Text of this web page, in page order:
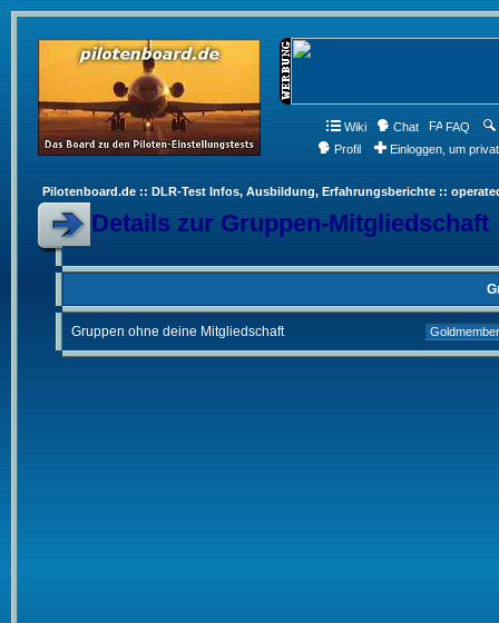
Wiki Chat FAQ
Profil
Einloggen, um
Pilotenboard.de :: DLR-Test Infos, Ausbildung, Erfahrungsberichte ::
Details zur Gruppen-Mitgliedschaft
Gruppen ohne deine Mitgliedschaft